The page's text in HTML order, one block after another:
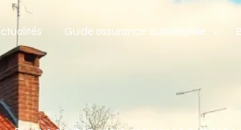
Guide assurance automobile
Types de véhicules